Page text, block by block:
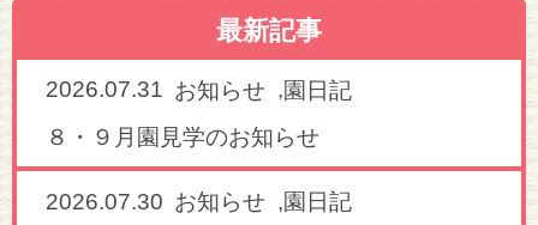
最新記事
2026.07.31 お知らせ ,園日記
８・９月園見学のお知らせ
2026.07.30 お知らせ ,園日記